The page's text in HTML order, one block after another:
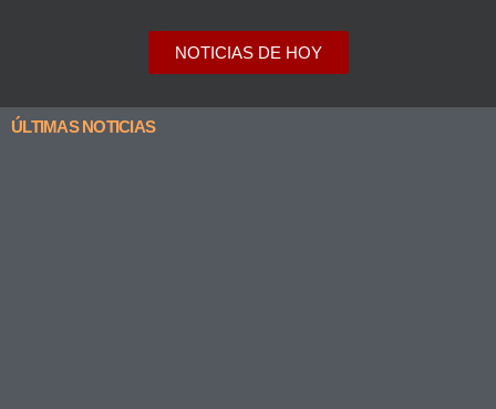
NOTICIAS DE HOY
ÚLTIMAS NOTICIAS